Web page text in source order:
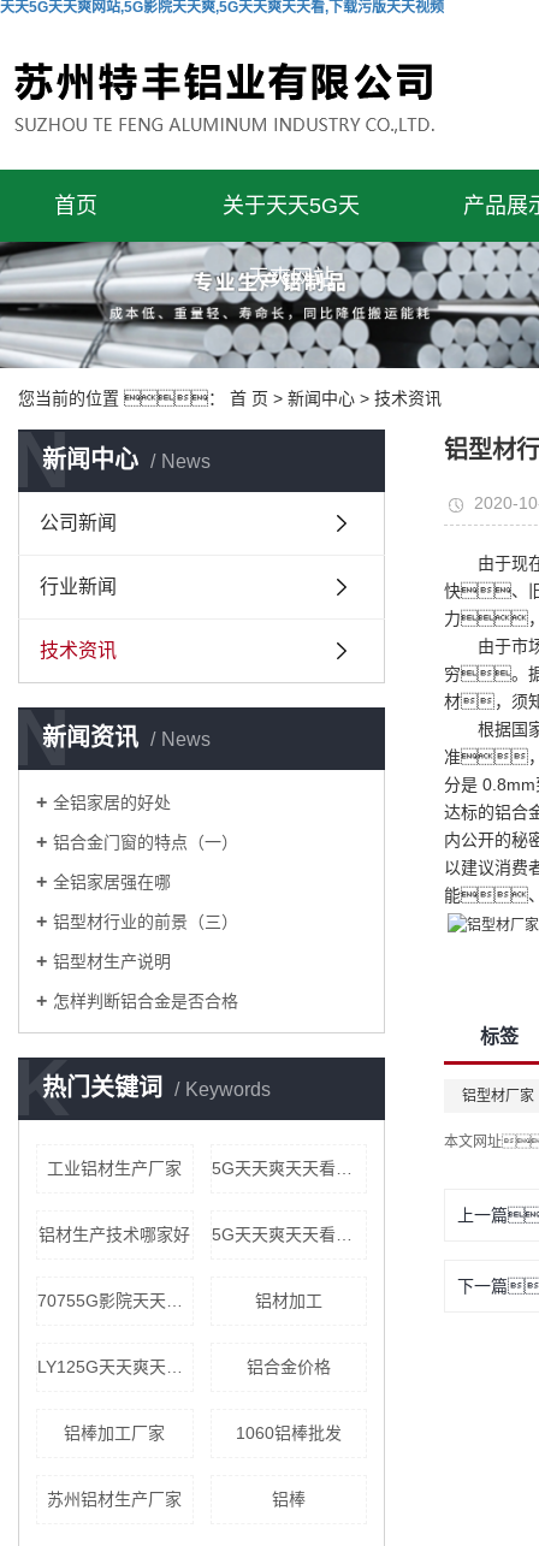
天天5G天天爽网站,5G影院天天爽,5G天天爽天天看,下载污版天天视频
首页 关于天天5G天
天爽网站
产品展
您当前的位置 ： 首 页 > 新闻中心 > 技术资讯
新闻中心 News
N
公司新闻
行业新闻
技术资讯
新闻资讯 News
N
全铝家居的好处
铝合金门窗的特点（一）
全铝家居强在哪
铝型材行业的前景（三）
铝型材生产说明
怎样判断铝合金是否合格
热门关键词 Keywords
K
工业铝材生产厂家 5G天天爽天天看定制厂家
铝材生产技术哪家好 5G天天爽天天看厂家
铝材加工
铝合金价格
铝棒加工厂家 1060铝棒批发
苏州铝材生产厂家 铝棒
铝型材
2020-
由于现
快、旧
力，
由于市
穷。据
材，须
根据国
准，
分是
达标的铝
内公开的
以建议消
能、
标签
铝型材厂家
本文网址
上一篇
下一篇